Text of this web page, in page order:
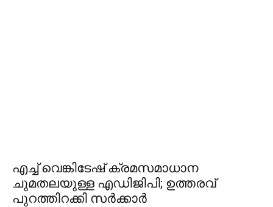
എച്ച് വെങ്കിടേഷ് ക്രമസമാധാന
ചുമതലയുള്ള എഡിജിപി; ഉത്തരവ്
പുറത്തിറക്കി സർക്കാർ